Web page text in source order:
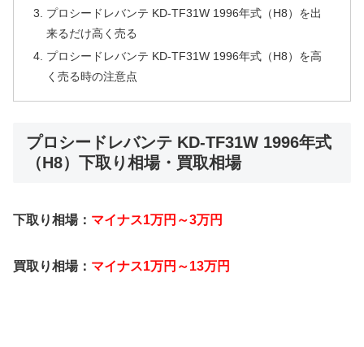
プロシードレバンテ KD-TF31W 1996年式（H8）を出
来るだけ高く売る
プロシードレバンテ KD-TF31W 1996年式（H8）を高
く売る時の注意点
プロシードレバンテ KD-TF31W 1996年式
（H8）下取り相場・買取相場
下取り相場： マイナス1万円～3万円
買取り相場： マイナス1万円～13万円